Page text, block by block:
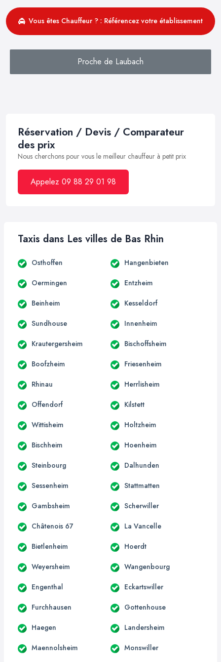
Vous êtes Chauffeur ? : Référencez votre établissement
Proche de Laubach
Réservation / Devis / Comparateur
des prix
Nous cherchons pour vous le meilleur chauffeur à petit prix
Appelez 09 88 29 01 98
Taxis dans Les villes de Bas Rhin
Osthoffen Hangenbieten
Oermingen Entzheim
Beinheim Kesseldorf
Sundhouse Innenheim
Krautergersheim Bischoffsheim
Boofzheim Friesenheim
Rhinau Herrlisheim
Offendorf Kilstett
Wittisheim Holtzheim
Bischheim Hoenheim
Steinbourg Dalhunden
Sessenheim Stattmatten
Gambsheim Scherwiller
Châtenois 67 La Vancelle
Bietlenheim Hoerdt
Weyersheim Wangenbourg
Engenthal Eckartswiller
Furchhausen Gottenhouse
Haegen Landersheim
Maennolsheim Monswiller